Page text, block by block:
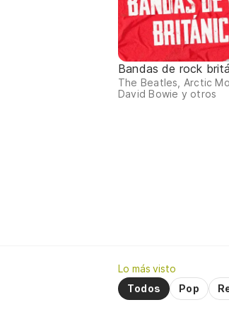
Bandas de rock
The Beatles, Arctic
David Bowie y otros
Lo más visto
Todos
Pop